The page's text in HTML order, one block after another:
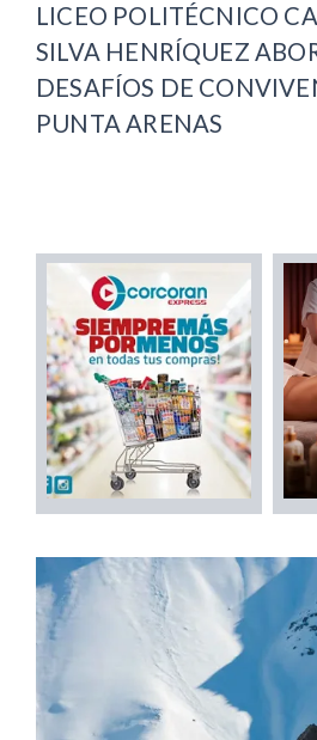
LICEO POLITÉCNICO
SILVA HENRÍQUEZ
DESAFÍOS DE
PUNTA ARENAS